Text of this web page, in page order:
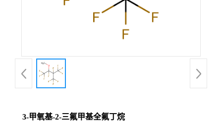
3-甲氧基-2-三氟甲基全氟丁烷